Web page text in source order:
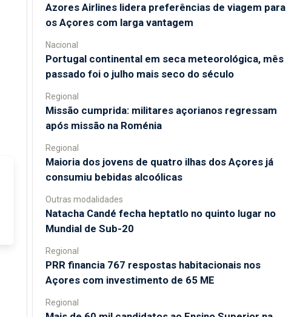
Azores Airlines lidera preferências de viagem para
os Açores com larga vantagem
Nacional
Portugal continental em seca meteorológica, mês
passado foi o julho mais seco do século
Regional
Missão cumprida: militares açorianos regressam
após missão na Roménia
Regional
Maioria dos jovens de quatro ilhas dos Açores já
consumiu bebidas alcoólicas
Outras modalidades
Natacha Candé fecha heptatlo no quinto lugar no
Mundial de Sub-20
Regional
PRR financia 767 respostas habitacionais nos
Açores com investimento de 65 ME
Regional